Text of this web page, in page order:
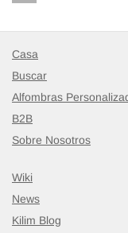
Casa
Buscar
Alfombras
B2B
Sobre Nosotros
Wiki
News
Kilim Blog